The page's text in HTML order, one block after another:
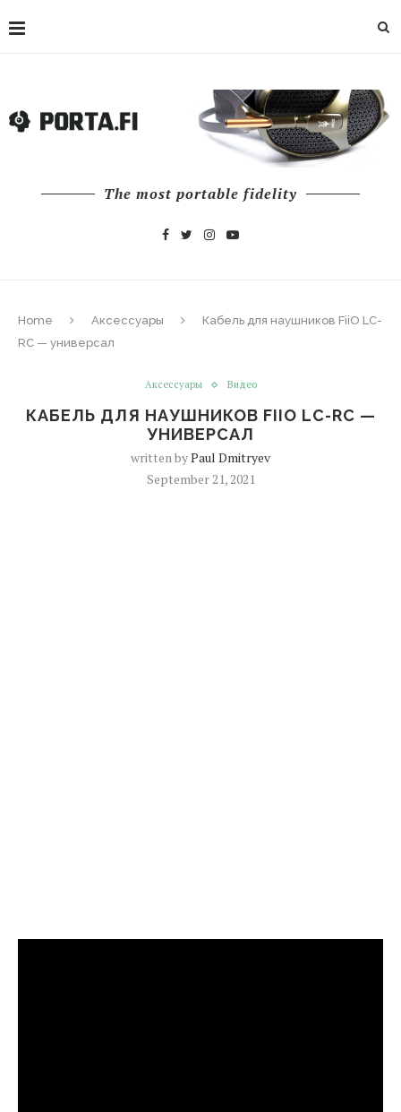
The most portable fidelity
Home Аксессуары
Кабель для наушников FiiO LC-
RC — универсал
Аксессуары Видео
КАБЕЛЬ ДЛЯ НАУШНИКОВ FIIO LC-RC —
УНИВЕРСАЛ
written byPaul Dmitryev
September 21, 2021